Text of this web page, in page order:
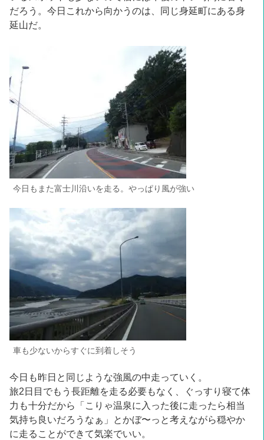
だろう。今日これから向かうのは、同じ身延町にある身
延山だ。
今日もまた富士川沿いを走る。やっぱり風が強い
車も少ないからすぐに到着しそう
今日も昨日と同じような強風の中走っていく。
旅2日目でもう長距離を走る必要もなく、ぐっすり寝て体
力も十分だから「こりゃ温泉に入った後に走ったら相当
気持ち良いだろうなぁ」とかぼ〜っと考えながら穏やか
に走ることができて気楽でいい。